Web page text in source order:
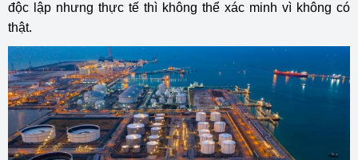
độc lập nhưng thực tế thì không thể xác minh vì không có
thật.